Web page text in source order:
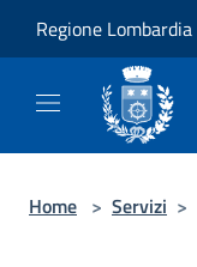
Regione Lombardia
Home > Servizi >